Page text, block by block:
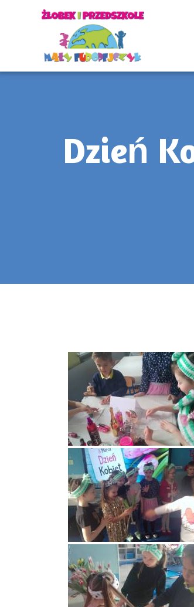
Dzień